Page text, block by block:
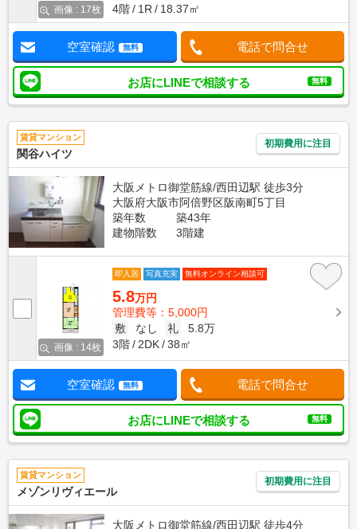
画像 : 17枚
4階
1R 18.37㎡
空室確認 無料 電話で問合せ
お店にLINEで相談する 無料
賃貸マンション
関谷ハイツ
初期費用に注目
大阪メトロ御堂筋線/西田辺駅 徒歩3分
大阪府大阪市阿倍野区阪南町5丁目
築年数
築43年
建物階数
3階建
画像 : 14枚
即入居 写真充実 無料オンライン相談可
5.8万円
管理費等：5,000円
敷
なし 礼
5.8万
3階
2DK 38㎡
空室確認 無料 電話で問合せ
お店にLINEで相談する 無料
賃貸マンション
メゾンリヴィエール
初期費用に注目
大阪メトロ御堂筋線/西田辺駅 徒歩4分